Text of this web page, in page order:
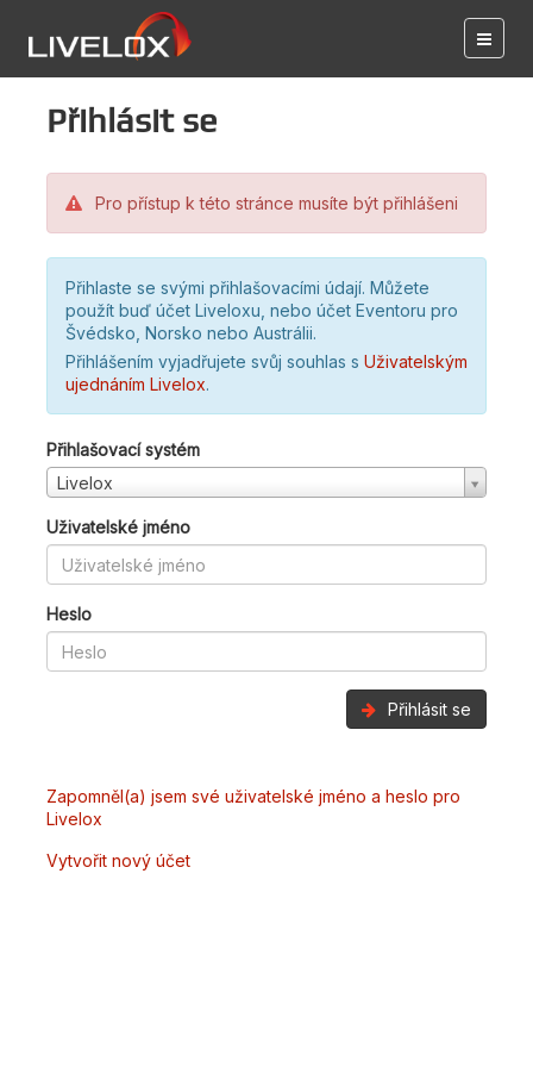
Přihlásit se
Pro přístup k této stránce musíte být přihlášeni
Přihlaste se svými přihlašovacími údají. Můžete
použít buď účet Liveloxu, nebo účet Eventoru pro
Švédsko, Norsko nebo Austrálii.
Přihlášením vyjadřujete svůj souhlas s Uživatelským
ujednáním Livelox.
Přihlašovací systém
Livelox
Uživatelské jméno
Heslo
Přihlásit se
Zapomněl(a) jsem své uživatelské jméno a heslo pro
Livelox
Vytvořit nový účet